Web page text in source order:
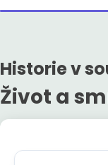
Historie v
Život a